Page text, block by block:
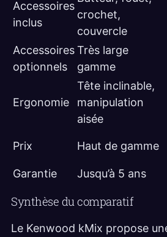
Accessoires
inclus
crochet,
couvercle
Accessoires
optionnels
Très large
gamme
Ergonomie
Tête inclinable,
manipulation
aisée
Prix Haut de gamme
Garantie
Jusqu’à 5 ans
Synthèse du comparatif
Le Kenwood kMix propose